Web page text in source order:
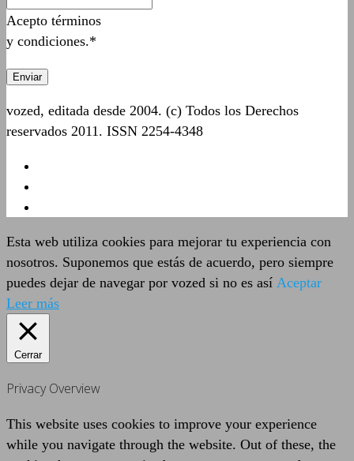
Acepto términos
y condiciones.*
vozed, editada desde 2004. (c) Todos los Derechos
reservados 2011. ISSN 2254-4348
Esta web utiliza cookies para mejorar tu experiencia con
nosotros. Suponemos que estás de acuerdo, pero siempre
puedes dejar de navegar por vozed si no es así Aceptar
Leer más
Cerrar
Privacy Overview
This website uses cookies to improve your experience
while you navigate through the website. Out of these, the